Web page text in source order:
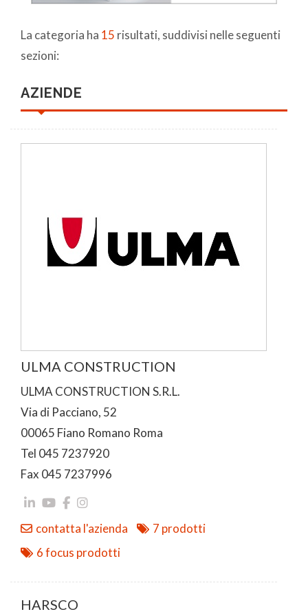
La categoria ha 15 risultati, suddivisi nelle seguenti
sezioni:
AZIENDE
ULMA CONSTRUCTION
ULMA CONSTRUCTION S.R.L.
Via di Pacciano, 52
00065 Fiano Romano Roma
Tel 045 7237920
Fax 045 7237996
contatta l'azienda
7 prodotti
6 focus prodotti
HARSCO